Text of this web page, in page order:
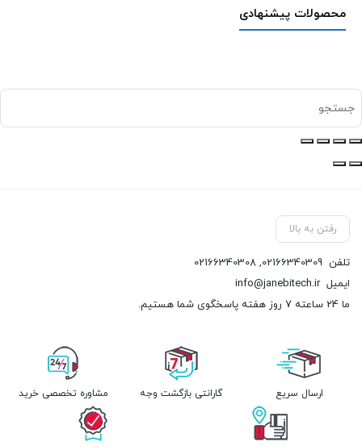
محصولات پیشنهادی
رفتن به بالا
تلفن 02166340309
,
02166340308
ایمیلinfo@janebitech.ir
ما 24 ساعته 7 روز هفته پاسخگوی شما هستیم.
ارسال سریع گارانتی بازگشت وجه مشاوره تخصصی خرید